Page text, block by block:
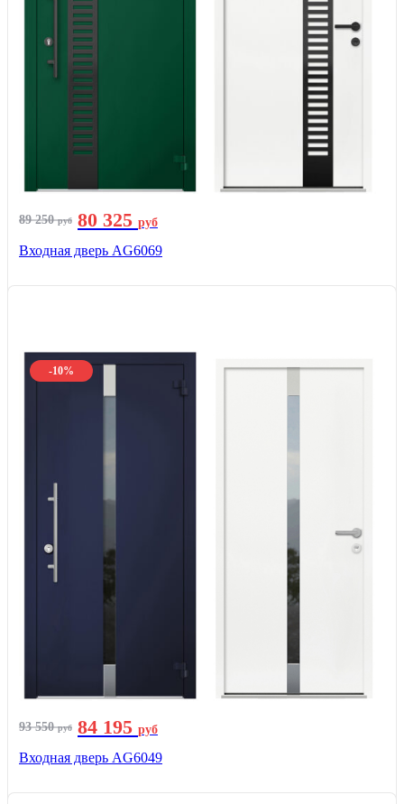
89 250руб 80 325 руб
Входная дверь AG6069
-10%
93 550руб 84 195 руб
Входная дверь AG6049